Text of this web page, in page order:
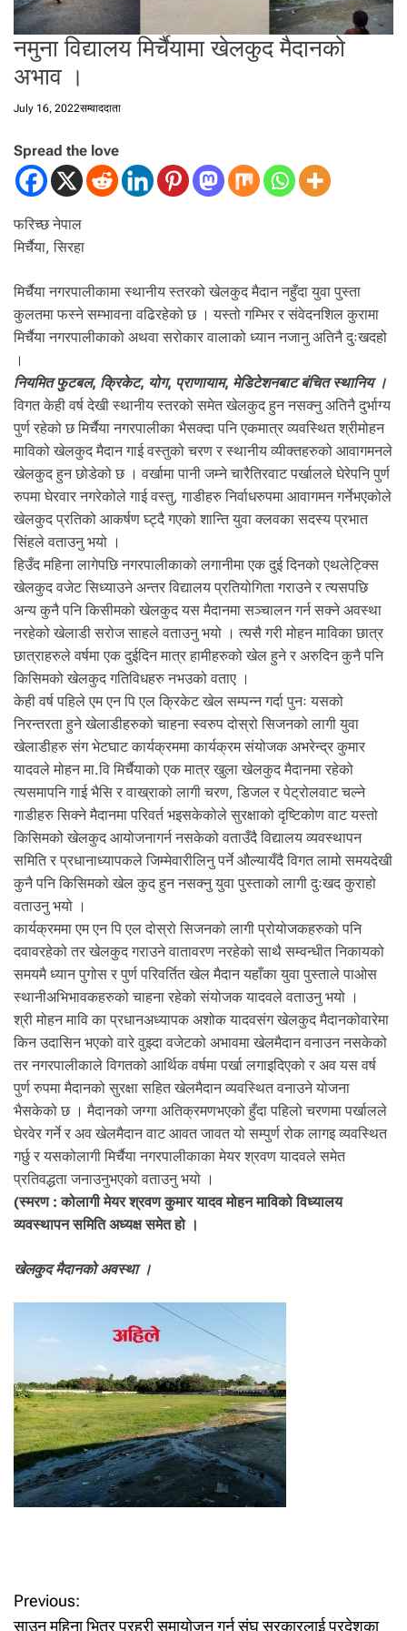
नमुना विद्यालय मिर्चैयामा खेलकुद मैदानको
अभाव ।
July 16, 2022सम्वाददाता
Spread the love
फरिच्छ नेपाल
मिर्चैया, सिरहा
मिर्चैया नगरपालीकामा स्थानीय स्तरको खेलकुद मैदान नहुँदा युवा पुस्ता
कुलतमा फस्ने सम्भावना वढिरहेको छ । यस्तो गम्भिर र संवेदनशिल कुरामा
मिर्चैया नगरपालीकाको अथवा सरोकार वालाको ध्यान नजानु अतिनै दुःखदहो
।
नियमित फुटबल, क्रिकेट, योग, प्राणायाम, मेडिटेशनबाट बंचित स्थानिय ।
विगत केही वर्ष देखी स्थानीय स्तरको समेत खेलकुद हुन नसक्नु अतिनै दुर्भाग्य
पुर्ण रहेको छ मिर्चैया नगरपालीका भैसक्दा पनि एकमात्र व्यवस्थित श्रीमोहन
माविको खेलकुद मैदान गाई वस्तुको चरण र स्थानीय व्यीक्तहरुको आवागमनले
खेलकुद हुन छोडेको छ । वर्खामा पानी जम्ने चारैतिरवाट पर्खालले घेरेपनि पुर्ण
रुपमा घेरवार नगरेकोले गाई वस्तु, गाडीहरु निर्वाधरुपमा आवागमन गर्नेभएकोले
खेलकुद प्रतिको आकर्षण घ्ट्दै गएको शान्ति युवा क्लवका सदस्य प्रभात
सिंहले वताउनु भयो ।
हिउँद महिना लागेपछि नगरपालीकाको लगानीमा एक दुई दिनको एथलेट्क्सि
खेलकुद वजेट सिध्याउने अन्तर विद्यालय प्रतियोगिता गराउने र त्यसपछि
अन्य कुनै पनि किसीमको खेलकुद यस मैदानमा सञ्चालन गर्न सक्ने अवस्था
नरहेको खेलाडी सरोज साहले वताउनु भयो । त्यसै गरी मोहन माविका छात्र
छात्राहरुले वर्षमा एक दुईदिन मात्र हामीहरुको खेल हुने र अरुदिन कुनै पनि
किसिमको खेलकुद गतिविधहरु नभउको वताए ।
केही वर्ष पहिले एम एन पि एल क्रिकेट खेल सम्पन्न गर्दा पुनः यसको
निरन्तरता हुने खेलाडीहरुको चाहना स्वरुप दोस्रो सिजनको लागी युवा
खेलाडीहरु संग भेटघाट कार्यक्रममा कार्यक्रम संयोजक अभरेन्द्र कुमार
यादवले मोहन मा.वि मिर्चैयाको एक मात्र खुला खेलकुद मैदानमा रहेको
त्यसमापनि गाई भैसि र वाख्राको लागी चरण, डिजल र पेट्रोलवाट चल्ने
गाडीहरु सिक्ने मैदानमा परिवर्त भइसकेकोले सुरक्षाको दृष्टिकोण वाट यस्तो
किसिमको खेलकुद आयोजनागर्न नसकेको वताउँदै विद्यालय व्यवस्थापन
समिति र प्रधानाध्यापकले जिम्मेवारीलिनु पर्ने औल्यायँदै विगत लामो समयदेखी
कुनै पनि किसिमको खेल कुद हुन नसक्नु युवा पुस्ताको लागी दुःखद कुराहो
वताउनु भयो ।
कार्यक्रममा एम एन पि एल दोस्रो सिजनको लागी प्रोयोजकहरुको पनि
दवावरहेको तर खेलकुद गराउने वातावरण नरहेको साथै सम्वन्धीत निकायको
समयमै ध्यान पुगोस र पुर्ण परिवर्तित खेल मैदान यहाँका युवा पुस्ताले पाओस
स्थानीअभिभावकहरुको चाहना रहेको संयोजक यादवले वताउनु भयो ।
श्री मोहन मावि का प्रधानअध्यापक अशोक यादवसंग खेलकुद मैदानकोवारेमा
किन उदासिन भएको वारे वुझ्दा वजेटको अभावमा खेलमैदान वनाउन नसकेको
तर नगरपालीकाले विगतको आर्थिक वर्षमा पर्खा लगाइदिएको र अव यस वर्ष
पुर्ण रुपमा मैदानको सुरक्षा सहित खेलमैदान व्यवस्थित वनाउने योजना
भैसकेको छ । मैदानको जग्गा अतिक्रमणभएको हुँदा पहिलो चरणमा पर्खालले
घेरवेर गर्ने र अव खेलमैदान वाट आवत जावत यो सम्पुर्ण रोक लागइ व्यवस्थित
गर्छु र यसकोलागी मिर्चैया नगरपालीकाका मेयर श्रवण यादवले समेत
प्रतिवद्धता जनाउनुभएको वताउनु भयो ।
(स्मरण : कोलागी मेयर श्रवण कुमार यादव मोहन माविको विध्यालय
व्यवस्थापन समिति अध्यक्ष समेत हो ।
खेलकुद मैदानको अवस्था ।
P
Previous:
साउन महिना भित्र प्रहरी समायोजन गर्न संघ सरकारलाई प्रदेशका